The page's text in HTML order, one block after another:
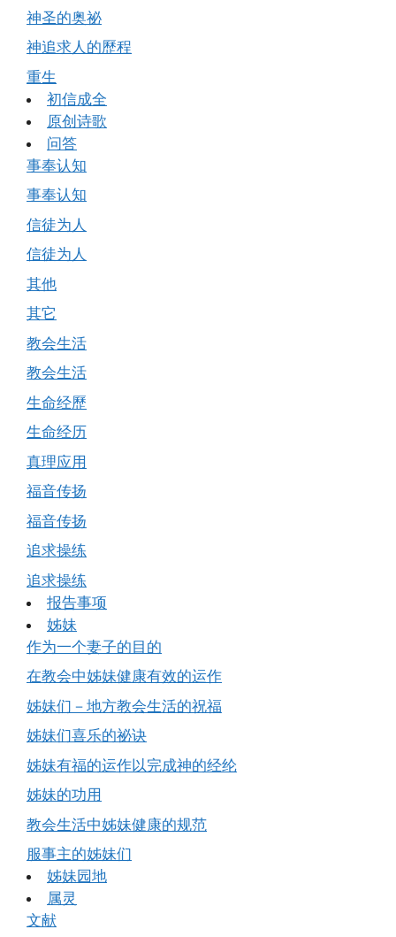
神圣的奥祕
神追求人的歷程
重生
初信成全
原创诗歌
问答
事奉认知
事奉认知
信徒为人
信徒为人
其他
其它
教会生活
教会生活
生命经歷
生命经历
真理应用
福音传扬
福音传扬
追求操练
追求操练
报告事项
姊妹
作为一个妻子的目的
在教会中姊妹健康有效的运作
姊妹们－地方教会生活的祝福
姊妹们喜乐的祕诀
姊妹有福的运作以完成神的经纶
姊妹的功用
教会生活中姊妹健康的规范
服事主的姊妹们
姊妹园地
属灵
文献